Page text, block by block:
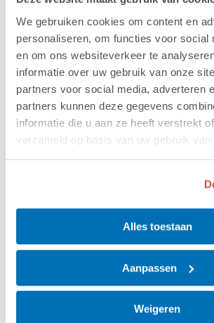
We gebruiken cookies om content en
personaliseren, om functies voor social
en om ons websiteverkeer te
informatie over uw gebruik van onze
partners voor social media, adverteren
partners kunnen deze gegevens
informatie die u aan ze heeft verstrekt
verzameld op basis van uw gebruik van
Alles toestaan
Aanpassen
Weigeren
Boek met
met ALS
29 november 2023
Vanaf het moment van de diagnose
om de ernst van de ziekte en zijn er
verder moet. De diagnose ALS is in de
een onverwachte mededeling. Het is
naaste omgeving.